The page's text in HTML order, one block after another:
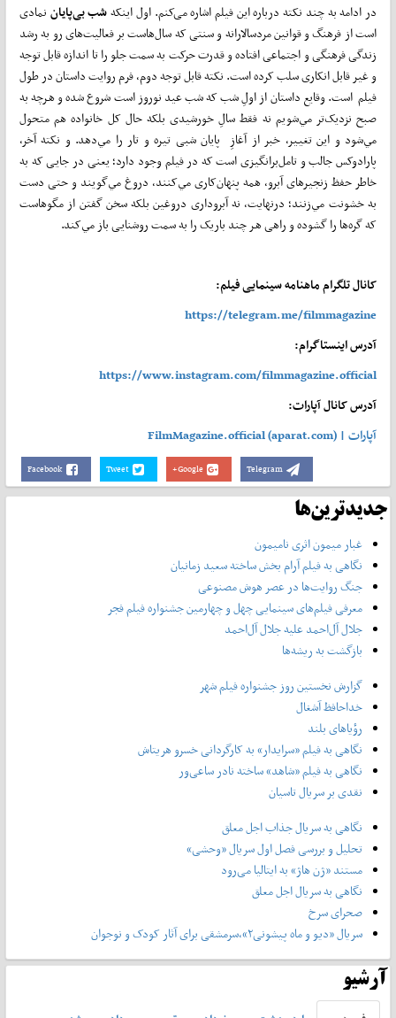
در ادامه به چند نکته درباره اين فيلم اشاره می‌کنم. اول اينکهشببی‌پاياننمادی
است از فرهنگ و قوانين مردسالارانه و سنتی که سال‌هاست بر فعالیت‌های رو به رشد
زندگی فرهنگی و اجتماعی افتاده و قدرت حرکت به سمت جلو را تا اندازه قابل توجه
و غیر قابل انکاری سلب کرده است. نکته قابل توجه دوم، فرم روايت داستان در طول
فيلم است. وقايع داستان از اولِ شب که شب عيد نوروز است شروع شده و هـرچه به
صبح نزديک‌تر مي‌شويم نه فقط سالِ خورشیدی بلکه حال کل خانواده هم متحول
مي‌شود و اين تغيير، خبر از آغازِ پايان شبی تيره و تار را مي‌دهد. و نکته آخر،
پارادوکس جالب و تامل‌برانگيزی است که در فيلم وجود دارد؛ يعنی در جايی که به
خاطر حفظ زنجيرهای آبرو، همه پنهان‌کاری مي‌کنند، دروغ مي‌گويند و حتی دست
به خشونت مي‌زنند؛ درنهایت، نه آبروداری دروغين بلکه سخن گفتن از مگوهاست
که گره‌ها را گشوده و راهی هـر چند باريک را به سمت روشنايی باز مي‌کند.
کانال تلگرام ماهنامه سینمایی فیلم:
https://telegram.me/filmmagazine
آدرس اینستاگرام:
https://www.instagram.com/filmmagazine.official
آدرس کانال آپارات:
آپارات | FilmMagazine.official (aparat.com)
Facebook Tweet Google+ Telegram
جدیدترین‌ها
غبار میمون اثری نامیمون
نگاهی به فیلم آرام بخش ساخته سعید زمانیان
جنگ روایت‌ها در عصر هوش مصنوعی
معرفی فیلم‌های سینمایی چهل‌ و چهارمین جشنواره فیلم فجر
جلال آل‌احمد علیه جلال آل‌‌احمد
بازگشت به ریشه‌ها
گزارش نخستین روز جشنواره فیلم شهر
خداحافظ آشغال
رؤیاهای بلند
نگاهی به فیلم «سرایدار» به کارگردانی خسرو هریتاش
نگاهی به فیلم «شاهد» ساخته نادر ساعی‌ور
نقدی بر سریال تاسیان
نگاهی به سریال جذاب اجل معلق
تحلیل و بررسی فصل اول سریال «وحشی»
مستند «ژن هاژ» به ایتالیا می‌رود
نگاهی به سریال اجل معلق
صحرای سرخ
سریال «دیو و ماه پیشونی۲»،سرمشقی برای آثار کودک و نوجوان
آرشیو